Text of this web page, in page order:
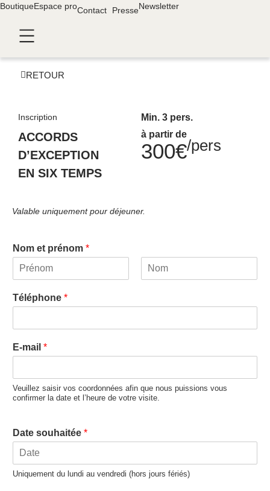
BoutiqueEspace proContact PresseNewsletter
RETOUR
Inscription
ACCORDS
D’EXCEPTION
EN SIX TEMPS
Min. 3 pers.
à partir de
300€/pers
Valable uniquement pour déjeuner.
Nom et prénom *
r
é
m
Téléphone *
E-mail *
Veuillez saisir vos coordonnées afin que nous puissions vous
confirmer la date et l’heure de votre visite.
Date souhaitée *
Uniquement du lundi au vendredi (hors jours fériés)
Panneau de gestion des cookies